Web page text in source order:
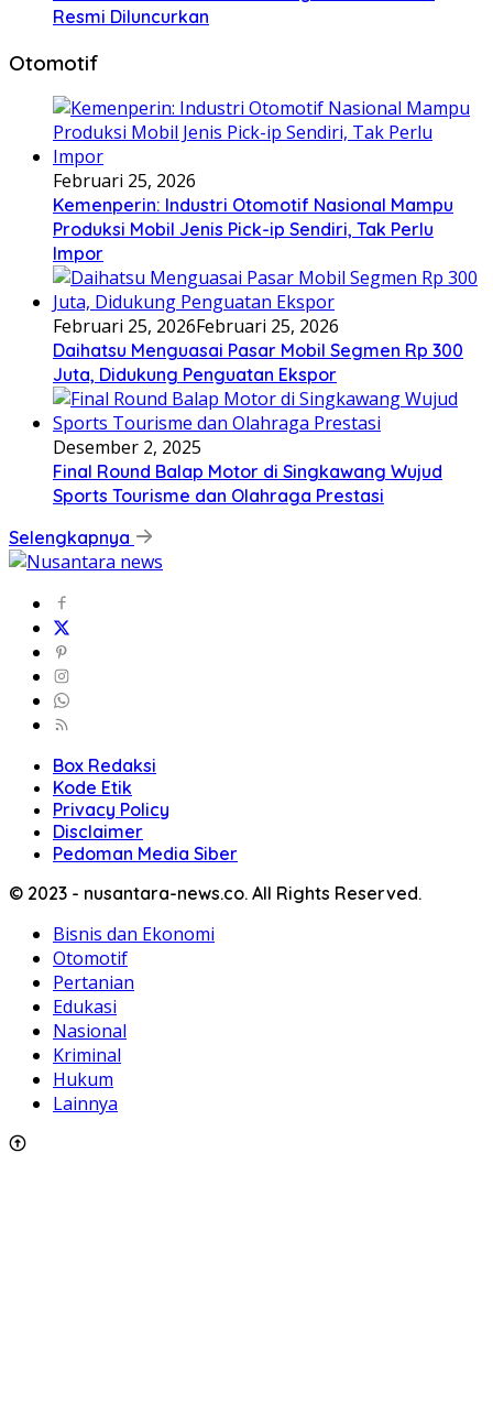
Resmi Diluncurkan
Otomotif
Februari 25, 2026
Kemenperin: Industri Otomotif Nasional Mampu
Produksi Mobil Jenis Pick-ip Sendiri, Tak Perlu
Impor
Februari 25, 2026Februari 25, 2026
Daihatsu Menguasai Pasar Mobil Segmen Rp 300
Juta, Didukung Penguatan Ekspor
Desember 2, 2025
Final Round Balap Motor di Singkawang Wujud
Sports Tourisme dan Olahraga Prestasi
Selengkapnya
Box Redaksi
Kode Etik
Privacy Policy
Disclaimer
Pedoman Media Siber
© 2023 - nusantara-news.co. All Rights Reserved.
Bisnis dan Ekonomi
Otomotif
Pertanian
Edukasi
Nasional
Kriminal
Hukum
Lainnya